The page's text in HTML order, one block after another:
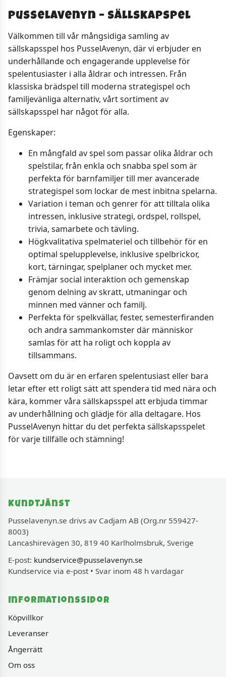
Pusselavenyn – Sällskapspel
Välkommen till vår mångsidiga samling av
sällskapsspel hos PusselAvenyn, där vi erbjuder en
underhållande och engagerande upplevelse för
spelentusiaster i alla åldrar och intressen. Från
klassiska brädspel till moderna strategispel och
familjevänliga alternativ, vårt sortiment av
sällskapsspel har något för alla.
Egenskaper:
En mångfald av spel som passar olika åldrar och
spelstilar, från enkla och snabba spel som är
perfekta för barnfamiljer till mer avancerade
strategispel som lockar de mest inbitna spelarna.
Variation i teman och genrer för att tilltala olika
intressen, inklusive strategi, ordspel, rollspel,
trivia, samarbete och tävling.
Högkvalitativa spelmateriel och tillbehör för en
optimal spelupplevelse, inklusive spelbrickor,
kort, tärningar, spelplaner och mycket mer.
Främjar social interaktion och gemenskap
genom delning av skratt, utmaningar och
minnen med vänner och familj.
Perfekta för spelkvällar, fester, semesterfiranden
och andra sammankomster där människor
samlas för att ha roligt och koppla av
tillsammans.
Oavsett om du är en erfaren spelentusiast eller bara
letar efter ett roligt sätt att spendera tid med nära och
kära, kommer våra sällskapsspel att erbjuda timmar
av underhållning och glädje för alla deltagare. Hos
PusselAvenyn hittar du det perfekta sällskapsspelet
för varje tillfälle och stämning!
Kundtjänst
Pusselavenyn.se drivs av Cadjam AB (Org.nr 559427-
8003)
Lancashirevägen 30, 819 40 Karlholmsbruk, Sverige
E-post: kundservice@pusselavenyn.se
Kundservice via e-post • Svar inom 48 h vardagar
Informationssidor
Köpvillkor
Leveranser
Ångerrätt
Om oss